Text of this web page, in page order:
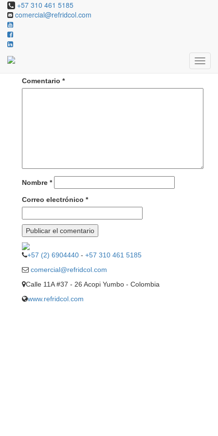
+57 310 461 5185
comercial@refridcol.com
Comentario *
Nombre *
Correo electrónico *
+57 (2) 6904440 - +57 310 461 5185
comercial@refridcol.com
Calle 11A #37 - 26 Acopi Yumbo - Colombia
www.refridcol.com